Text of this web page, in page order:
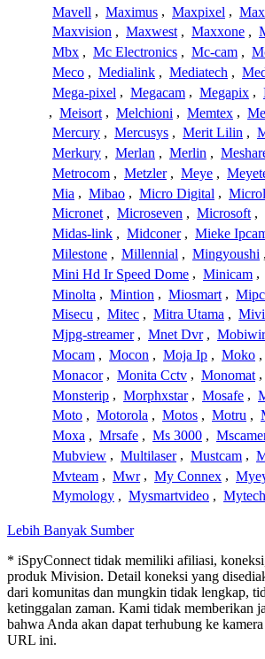
Mavell , Maximus , Maxpixel ,
Maxvision , Maxwest , Maxxone ,
Mbx , Mc Electronics , Mc-cam ,
Meco , Medialink , Mediatech ,
Mega-pixel , Megacam , Megapix ,
, Meisort , Melchioni , Memtex ,
Mercury , Mercusys , Merit Lilin ,
Merkury , Merlan , Merlin ,
Metrocom , Metzler , Meye ,
Mia , Mibao , Micro Digital ,
Micronet , Microseven , Microsoft ,
Midas-link , Midconer , Mieke
Milestone , Millennial , Mingyoushi ,
Mini Hd Ir Speed Dome , Minicam ,
Minolta , Mintion , Miosmart , Mipc
Misecu , Mitec , Mitra Utama ,
Mjpg-streamer , Mnet Dvr ,
Mocam , Mocon , Moja Ip , Moko ,
Monacor , Monita Cctv , Monomat ,
Monsterip , Morphxstar , Mosafe ,
Moto , Motorola , Motos , Motru ,
Moxa , Mrsafe , Ms 3000 ,
Mubview , Multilaser , Mustcam ,
Mvteam , Mwr , My Connex ,
Mymology , Mysmartvideo , Mytech
Lebih Banyak Sumber
* iSpyConnect tidak memiliki afiliasi,
produk Mivision. Detail koneksi yang
dari komunitas dan mungkin tidak lengkap,
ketinggalan zaman. Kami tidak memberikan
bahwa Anda akan dapat terhubung ke
URL ini.